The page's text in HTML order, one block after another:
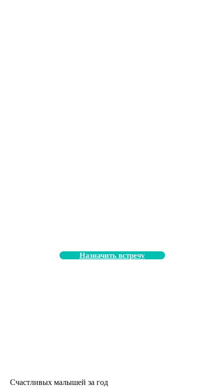
Назначить встречу
Счастливых малышей за год